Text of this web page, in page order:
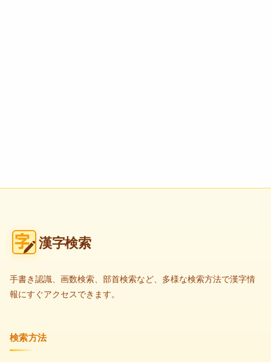
漢字検索
手書き認識、画数検索、部首検索など、多様な検索方法で漢字情
報にすぐアクセスできます。
検索方法